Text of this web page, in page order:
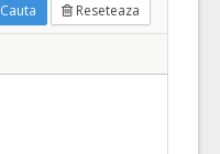
Cauta Reseteaza